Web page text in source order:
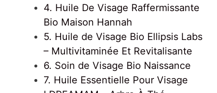
4. Huile De Visage Raffermissante
Bio Maison Hannah
5. Huile de Visage Bio Ellipsis Labs
– Multivitaminée Et Revitalisante
6. Soin de Visage Bio Naissance
7. Huile Essentielle Pour Visage